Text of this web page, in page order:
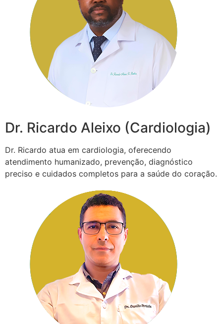
Dr. Ricardo Aleixo (Cardiologia)
Dr. Ricardo atua em cardiologia, oferecendo
atendimento humanizado, prevenção, diagnóstico
preciso e cuidados completos para a saúde do coração.